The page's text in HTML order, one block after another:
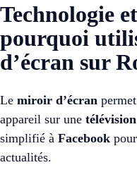
Technologie
pourquoi
d’écran sur
Le miroir d’écran
appareil sur une télévision
simplifié à Facebook
actualités.